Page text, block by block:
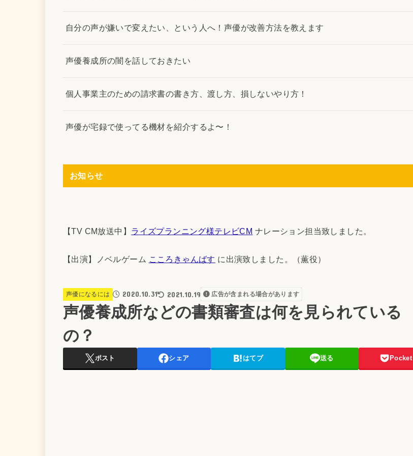
自分の声が嫌いで変えたい、という人へ！声優が改善方法を教えます
声優養成所の闇を話しておきたい
個人事業主のための請求書の書き方、渡し方、損しないやり方！
声優が宅録で使ってる機材を紹介するよ〜！
お知らせ
【TV CM放送中】 ライズプランニング様テレビCM ナレーション担当致しました。
【出演】ノベルゲーム こころきゃんばす に出演致しました。（薫役）
声優になるには 2020.10.31 2021.10.19 広告が含まれる場合があります
声優養成所などの書類審査は何を見られている
の？
ポスト シェア はてブ 送る Pocket